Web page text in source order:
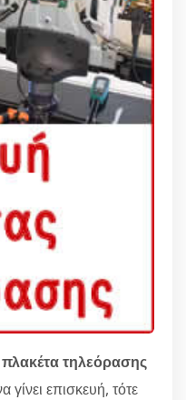
τηλεόρασης
επισκευή, τότε